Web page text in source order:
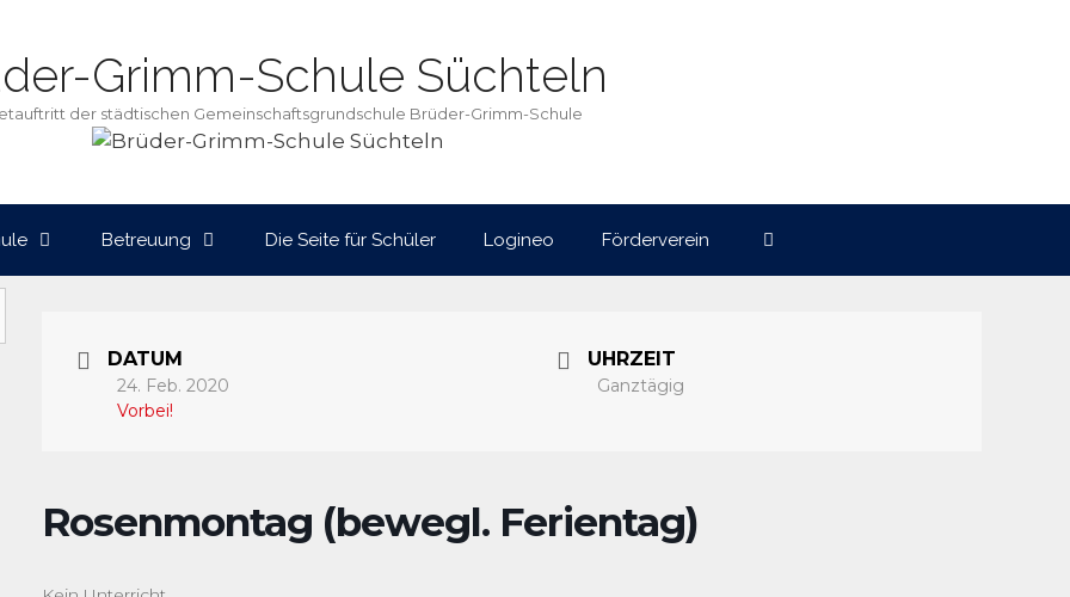
Grimm-Schule Süchteln
der städtischen Gemeinschaftsgrundschule Brüder-Grimm-Schule
Betreuung Die Seite für Schüler Logineo Förderverein
DATUM
24. Feb. 2020
Vorbei!
UHRZEIT
Ganztägig
Rosenmontag (bewegl. Ferientag)